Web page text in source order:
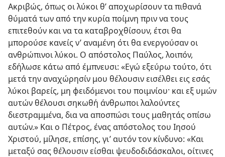
Ακριβώς, όπως οι λύκοι θ’ αποχωρίσουν τα πιθανά
θύματά των από την κυρία ποίμνη πριν να τους
επιτεθούν και να τα καταβροχθίσουν, έτσι θα
μπορούσε κανείς ν’ αναμένη ότι θα ενεργούσαν οι
ανθρώπινοι λύκοι. Ο απόστολος Παύλος, λοιπόν,
εδήλωσε κάτω από έμπνευσι: «Εγώ εξεύρω τούτο, ότι
μετά την αναχώρησίν μου θέλουσιν εισέλθει εις εσάς
λύκοι βαρείς, μη φειδόμενοι του ποιμνίου· και εξ υμών
αυτών θέλουσι σηκωθή άνθρωποι λαλούντες
διεστραμμένα, δια να αποσπώσι τους μαθητάς οπίσω
αυτών.» Και ο Πέτρος, ένας απόστολος του Ιησού
Χριστού, μίλησε, επίσης, γι’ αυτόν τον κίνδυνο: «Και
μεταξύ σας θέλουσιν είσθαι ψευδοδιδάσκαλοι, οίτινες